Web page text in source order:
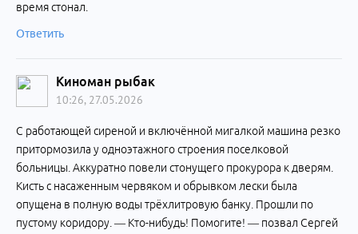
время стонал.
Ответить
Киноман рыбак
10:26, 27.05.2026
С работающей сиреной и включённой мигалкой машина резко
притормозила у одноэтажного строения поселковой
больницы. Аккуратно повели стонущего прокурора к дверям.
Кисть с насаженным червяком и обрывком лески была
опущена в полную воды трёхлитровую банку. Прошли по
пустому коридору. — Кто-нибудь! Помогите! — позвал Сергей